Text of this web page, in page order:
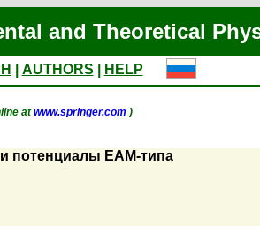
and Theoretical
AUTHORS
HELP
atwww.springer.com )
потенциалы EAM-типа